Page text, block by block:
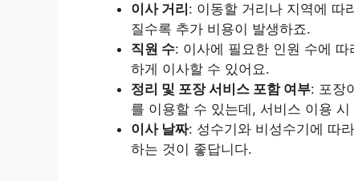
이사 거리 : 이동할 거리나 지역에 따
질수록 추가 비용이 발생하죠.
직원 수: 이사에 필요한 인원 수에
하게 이사할 수 있어요.
정리 및 포장 서비스 포함 여부: 포장
를 이용할 수 있는데, 서비스 이용
이사 날짜: 성수기와 비성수기에 따
하는 것이 좋답니다.